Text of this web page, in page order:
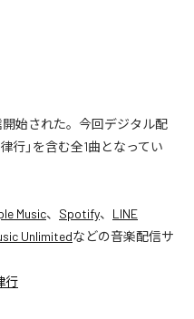
開始された。今回デジタル配
行」を含む全1曲となってい
Music、 Spotify、 LINE
Unlimitedなどの音楽配信サ
行